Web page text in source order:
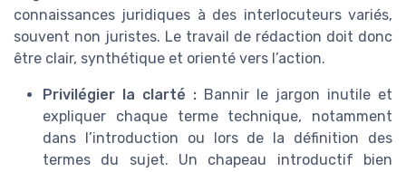
connaissances juridiques à des interlocuteurs variés,
souvent non juristes. Le travail de rédaction doit donc
être clair, synthétique et orienté vers l’action.
Privilégier la clarté : Bannir le jargon inutile et
expliquer chaque terme technique, notamment
dans l’introduction ou lors de la définition des
termes du sujet. Un chapeau introductif bien